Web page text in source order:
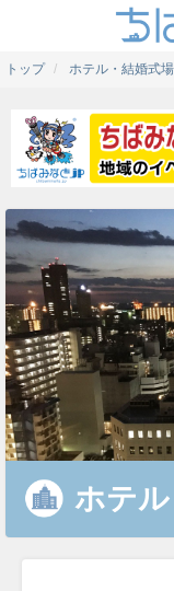
トップ ホテル・結婚式場
ホテ